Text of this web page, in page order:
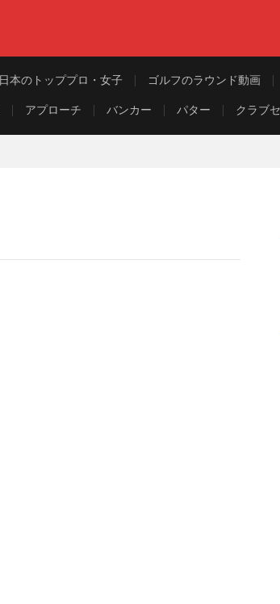
日本のトッププロ・女子 ゴルフのラウンド動画
アプローチ バンカー パター クラブ